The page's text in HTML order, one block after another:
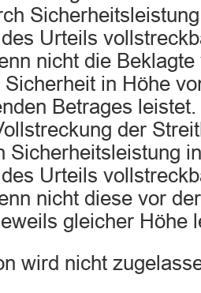
Urteils
nicht die Beklagte
in Höhe
Betrages
der
Sicherheitsleistung
Urteils
nicht diese vor
gleicher Höhe
wird nicht